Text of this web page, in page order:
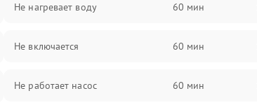
Не нагревает воду 60 мин
Не включается 60 мин
Не работает насос 60 мин